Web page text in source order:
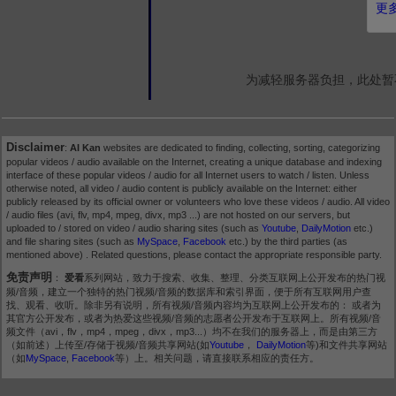
更
为减轻服务器负担，此处
Disclaimer: AI Kan websites are dedicated to finding, collecting, sorting, categorizing
popular videos / audio available on the Internet, creating a unique database and indexing
interface of these popular videos / audio for all Internet users to watch / listen. Unless
otherwise noted, all video / audio content is publicly available on the Internet: either
publicly released by its official owner or volunteers who love these videos / audio. All video
/ audio files (avi, flv, mp4, mpeg, divx, mp3 ...) are not hosted on our servers, but
uploaded to / stored on video / audio sharing sites (such as Youtube DailyMotion etc.)
and file sharing sites (such as MySpace Facebook etc.) by the third parties (as
mentioned above) . Related questions, please contact the appropriate responsible party.
免责声明 ： 爱看系列网站，致力于搜索、收集、整理、分类互联网上公开发布的热门视
频/音频，建立一个独特的热门视频/音频的数据库和索引界面，便于所有互联网用户查
找、观看、收听。除非另有说明，所有视频/音频内容均为互联网上公开发布的： 或者为
其官方公开发布，或者为热爱这些视频/音频的志愿者公开发布于互联网上。所有视频/音
频文件（avi，flv，mp4，mpeg，divx，mp3...）均不在我们的服务器上，而是由第三方
（如前述）上传至/存储于视频/音频共享网站(如Youtube DailyMotion等)和文件共享网站
（如MySpace Facebook等）上。相关问题，请直接联系相应的责任方。